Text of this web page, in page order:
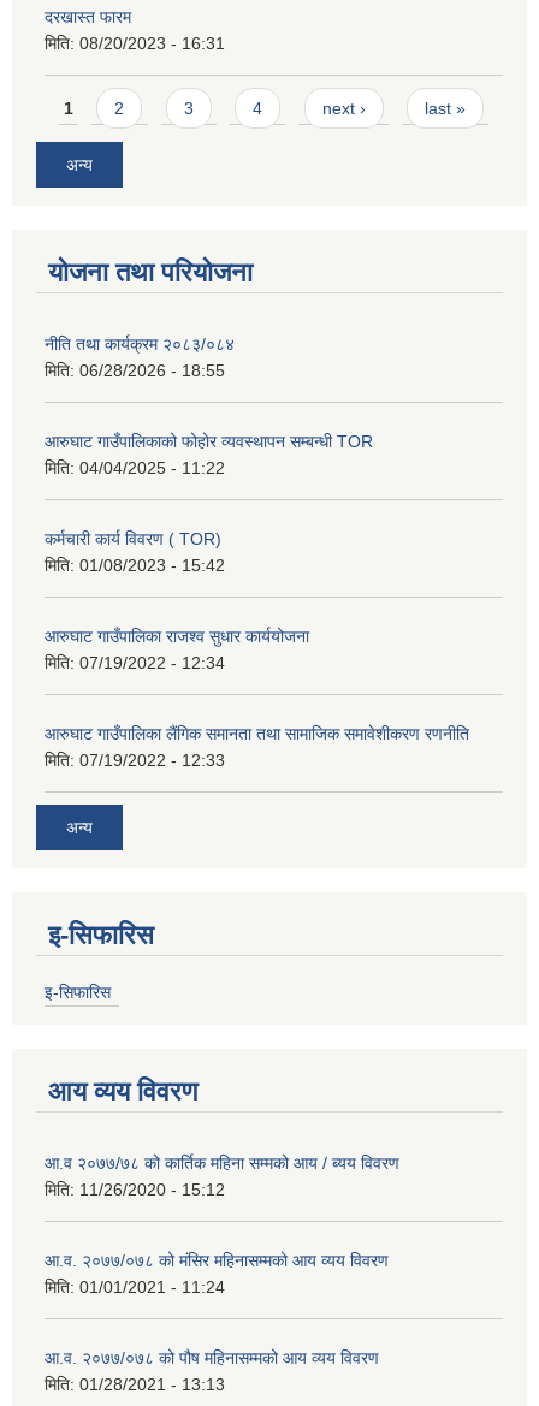
दरखास्त फारम
मिति: 08/20/2023 - 16:31
Pages
1 2 3 4 next › last »
अन्य
योजना तथा परियोजना
नीति तथा कार्यक्रम २०८३/०८४
मिति: 06/28/2026 - 18:55
आरुघाट गाउँपालिकाको फोहोर व्यवस्थापन सम्बन्धी TOR
मिति: 04/04/2025 - 11:22
कर्मचारी कार्य विवरण ( TOR)
मिति: 01/08/2023 - 15:42
आरुघाट गाउँपालिका राजश्व सुधार कार्ययोजना
मिति: 07/19/2022 - 12:34
आरुघाट गाउँपालिका लैंगिक समानता तथा सामाजिक समावेशीकरण रणनीति
मिति: 07/19/2022 - 12:33
अन्य
इ-सिफारिस
इ-सिफारिस
आय व्यय विवरण
आ.व २०७७/७८ को कार्तिक महिना सम्मको आय / ब्यय विवरण
मिति: 11/26/2020 - 15:12
आ.व. २०७७/०७८ को मंसिर महिनासम्मको आय व्यय विवरण
मिति: 01/01/2021 - 11:24
आ.व. २०७७/०७८ को पौष महिनासम्मको आय व्यय विवरण
मिति: 01/28/2021 - 13:13